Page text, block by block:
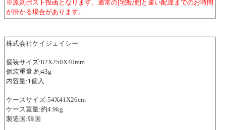
※原則ポスト投函となります。通常の[宅配便]と違い配達までのお時間
が掛かる場合があります。
株式会社ケイジェイシー
個装サイズ:82X250X40mm
個装重量:約43g
内容量:1個入
ケースサイズ:54X41X26cm
ケース重量:約4.9kg
製造国:韓国